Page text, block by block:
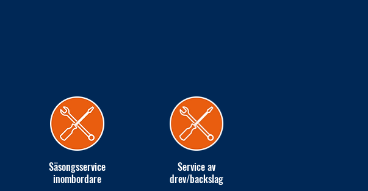
Säsongsservice
inombordare
Service av
drev/backslag